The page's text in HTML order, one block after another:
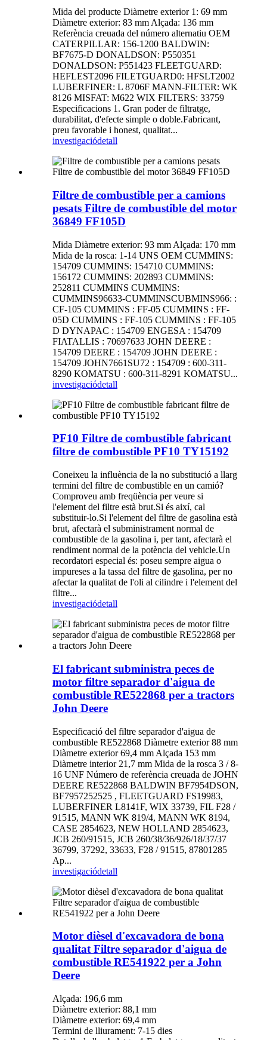
Mida del producte Diàmetre exterior 1: 69 mm
Diàmetre exterior: 83 mm Alçada: 136 mm
Referència creuada del número alternatiu OEM
CATERPILLAR: 156-1200 BALDWIN:
BF7675-D DONALDSON: P550351
DONALDSON: P551423 FLEETGUARD:
HEFLEST2096 FILETGUARD0: HFSLT2002
LUBERFINER: L 8706F MANN-FILTER: WK
8126 MISFAT: M622 WIX FILTERS: 33759
Especificacions 1. Gran poder de filtratge,
durabilitat, d'efecte simple o doble.Fabricant,
preu favorable i honest, qualitat...
investigaciódetall
Filtre de combustible per a camions
pesats Filtre de combustible del motor
36849 FF105D
Mida Diàmetre exterior: 93 mm Alçada: 170 mm
Mida de la rosca: 1-14 UNS OEM CUMMINS:
154709 CUMMINS: 154710 CUMMINS:
156172 CUMMINS: 202893 CUMMINS:
252811 CUMMINS CUMMINS:
CUMMINS96633-CUMMINSCUBMINS966: :
CF-105 CUMMINS : FF-05 CUMMINS : FF-
05D CUMMINS : FF-105 CUMMINS : FF-105
D DYNAPAC : 154709 ENGESA : 154709
FIATALLIS : 70697633 JOHN DEERE :
154709 DEERE : 154709 JOHN DEERE :
154709 JOHN7661SU72 : 154709 : 600-311-
8290 KOMATSU : 600-311-8291 KOMATSU...
investigaciódetall
PF10 Filtre de combustible fabricant
filtre de combustible PF10 TY15192
Coneixeu la influència de la no substitució a llarg
termini del filtre de combustible en un camió?
Comproveu amb freqüència per veure si
l'element del filtre està brut.Si és així, cal
substituir-lo.Si l'element del filtre de gasolina està
brut, afectarà el subministrament normal de
combustible de la gasolina i, per tant, afectarà el
rendiment normal de la potència del vehicle.Un
recordatori especial és: poseu sempre aigua o
impureses a la tassa del filtre de gasolina, per no
afectar la qualitat de l'oli al cilindre i l'element del
filtre...
investigaciódetall
El fabricant subministra peces de
motor filtre separador d'aigua de
combustible RE522868 per a tractors
John Deere
Especificació del filtre separador d'aigua de
combustible RE522868 Diàmetre exterior 88 mm
Diàmetre exterior 69,4 mm Alçada 153 mm
Diàmetre interior 21,7 mm Mida de la rosca 3 / 8-
16 UNF Número de referència creuada de JOHN
DEERE RE522868 BALDWIN BF7954DSON,
BF7957252525 , FLEETGUARD FS19983,
LUBERFINER L8141F, WIX 33739, FIL F28 /
91515, MANN WK 819/4, MANN WK 8194,
CASE 2854623, NEW HOLLAND 2854623,
JCB 260/91515, JCB 260/38/36/926/18/37/37
36799, 37292, 33633, F28 / 91515, 87801285
Ap...
investigaciódetall
Motor dièsel d'excavadora de bona
qualitat Filtre separador d'aigua de
combustible RE541922 per a John
Deere
Alçada: 196,6 mm
Diàmetre exterior: 88,1 mm
Diàmetre exterior: 69,4 mm
Termini de lliurament: 7-15 dies